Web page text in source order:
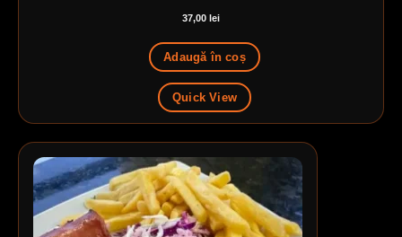
37,00 lei
Adaugă în coș
Quick View